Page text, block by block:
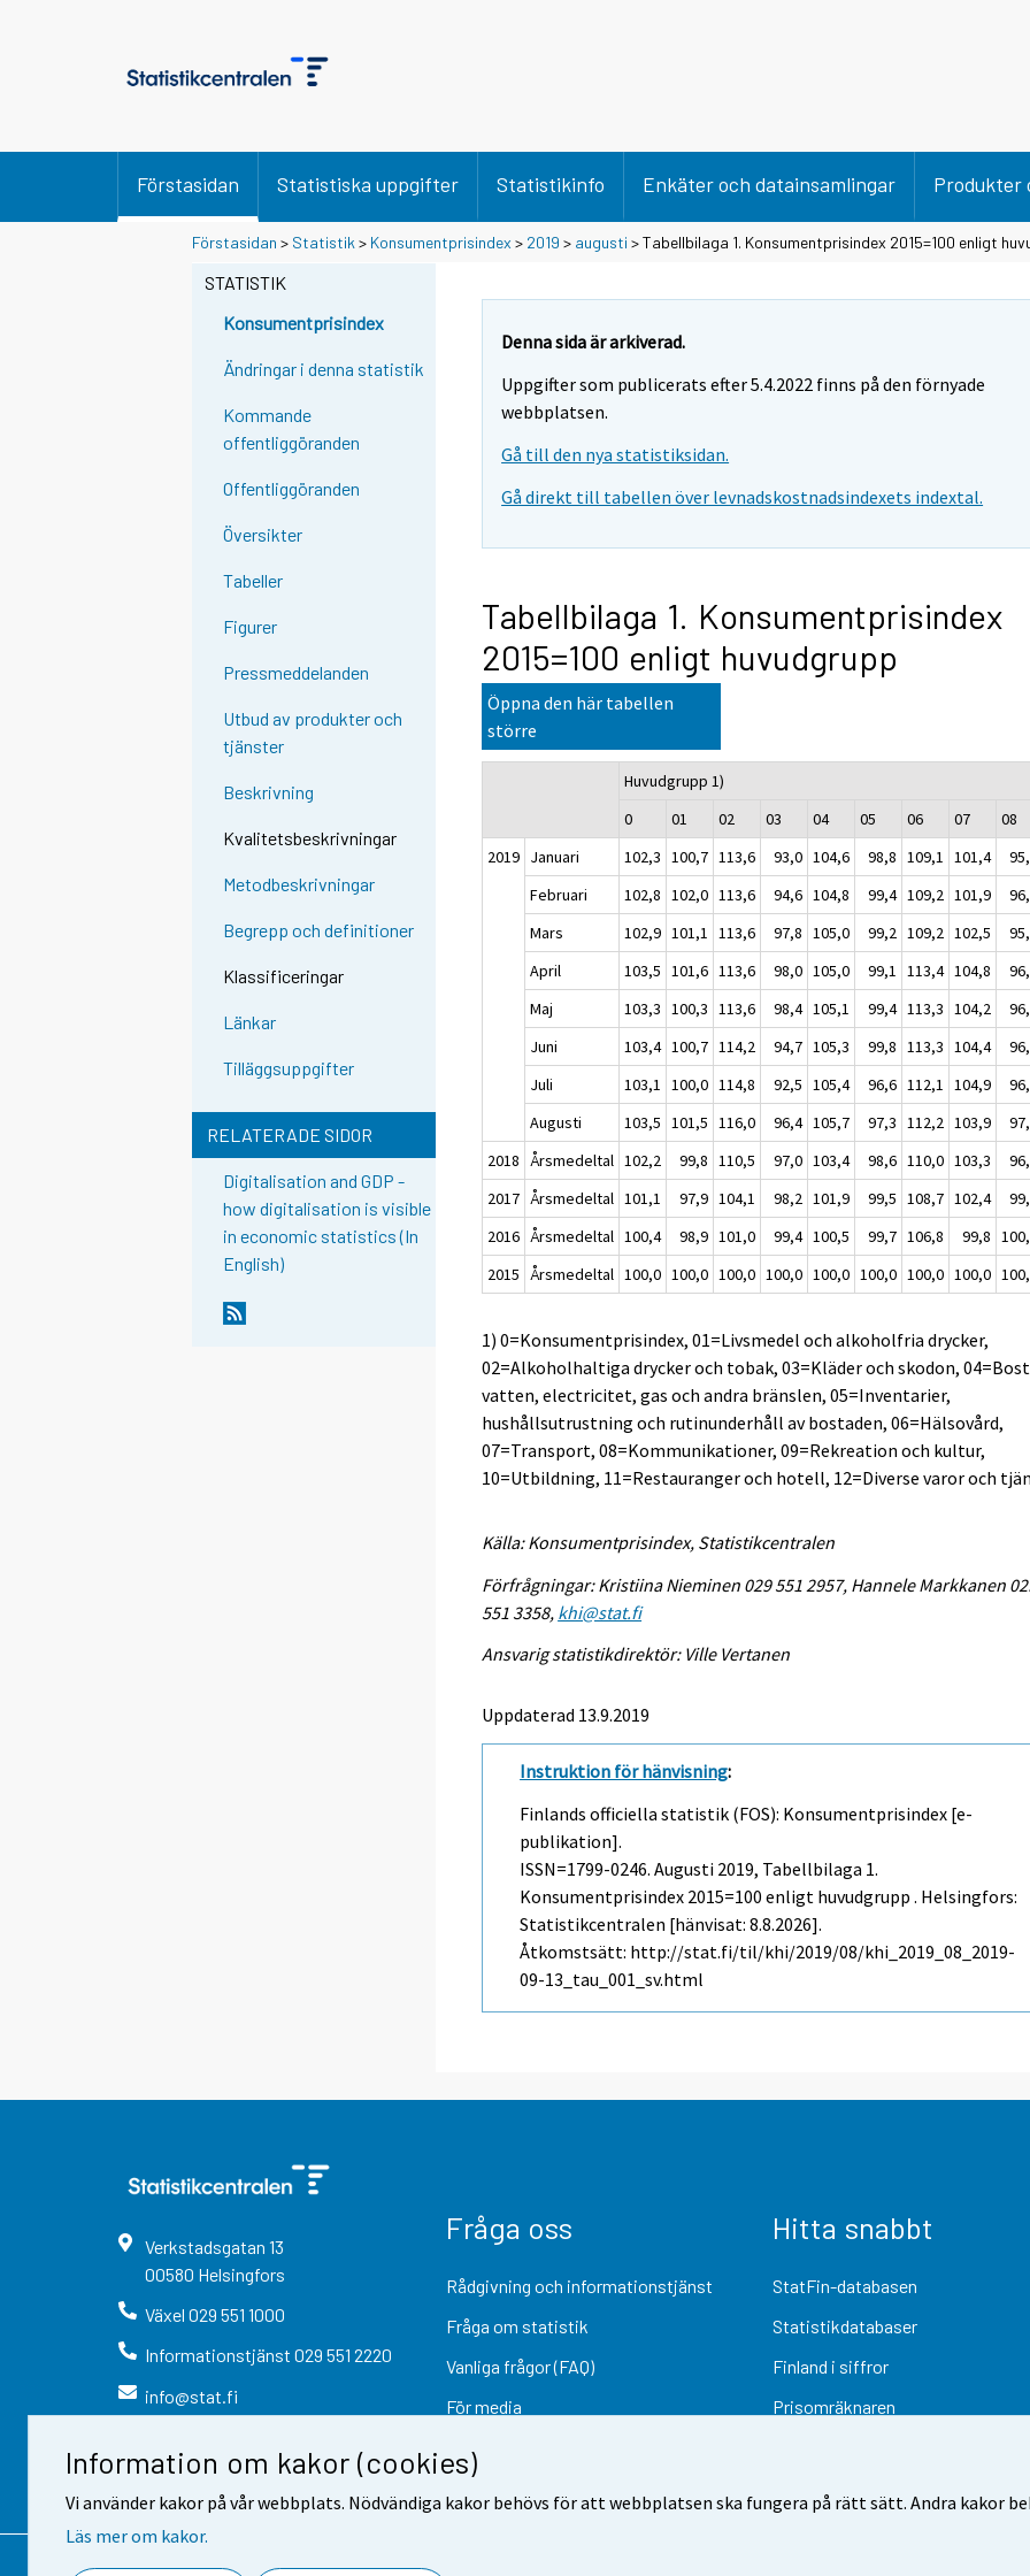
Information om kakor (cookies)
Vi använder kakor på vår webbplats. Nödvändiga kakor behövs för att webbplatsen ska fungera på rätt sätt. Andra kakor
Läs mer om kakor.
Förstasidan Statistiska uppgifter Statistikinfo Enkäter och datainsamlingar Produkter
Förstasidan > Statistik > Konsumentprisindex > 2019 > augusti > Tabellbilaga 1. Konsumentprisindex 2015=100 enligt
STATISTIK
Konsumentprisindex
Ändringar i denna statistik
Kommande
offentliggöranden
Offentliggöranden
Översikter
Tabeller
Figurer
Pressmeddelanden
Utbud av produkter och
tjänster
Beskrivning
Kvalitetsbeskrivningar
Metodbeskrivningar
Begrepp och definitioner
Klassificeringar
Länkar
Tilläggsuppgifter
RELATERADE SIDOR
Digitalisation and GDP -
how digitalisation is visible
in economic statistics (In
English)
Denna sida är arkiverad.
Uppgifter som publicerats efter 5.4.2022 finns på den förnyade
webbplatsen.
Gå till den nya statistiksidan.
Gå direkt till tabellen över levnadskostnadsindexets indextal.
Tabellbilaga 1. Konsumentprisindex
2015=100 enligt huvudgrupp
Öppna den här tabellen
större
Huvudgrupp 1)
0
01 02 03 04 05 06 07
08
2019 Januari 102,3 100,7 113,6 93,0 104,6 98,8 109,1 101,4
Februari
102,8 102,0 113,6 94,6 104,8 99,4 109,2 101,9
Mars
102,9 101,1 113,6 97,8 105,0 99,2 109,2 102,5
April
103,5 101,6 113,6 98,0 105,0 99,1 113,4 104,8
Maj
103,3 100,3 113,6 98,4 105,1 99,4 113,3 104,2
Juni
103,4 100,7 114,2 94,7 105,3 99,8 113,3 104,4
Juli
103,1 100,0 114,8 92,5 105,4 96,6 112,1 104,9
Augusti
103,5 101,5 116,0 96,4 105,7 97,3 112,2 103,9
2018 Årsmedeltal 102,2 99,8 110,5 97,0 103,4 98,6 110,0 103,3
2017 Årsmedeltal 101,1 97,9 104,1 98,2 101,9 99,5 108,7 102,4
2016 Årsmedeltal 100,4 98,9 101,0 99,4 100,5 99,7 106,8 99,8
2015 Årsmedeltal 100,0 100,0 100,0 100,0 100,0 100,0 100,0 100,0
1) 0=Konsumentprisindex, 01=Livsmedel och alkoholfria drycker,
02=Alkoholhaltiga drycker och tobak, 03=Kläder och skodon,
vatten, electricitet, gas och andra bränslen, 05=Inventarier,
hushållsutrustning och rutinunderhåll av bostaden, 06=Hälsovård,
07=Transport, 08=Kommunikationer, 09=Rekreation och kultur,
10=Utbildning, 11=Restauranger och hotell, 12=Diverse varor och
Källa: Konsumentprisindex, Statistikcentralen
Förfrågningar: Kristiina Nieminen 029 551 2957, Hannele Markkanen
551 3358, khi@stat.fi
Ansvarig statistikdirektör: Ville Vertanen
Uppdaterad 13.9.2019
Instruktion för hänvisning:
Finlands officiella statistik (FOS): Konsumentprisindex [e-
publikation].
ISSN=1799-0246.Augusti 2019, Tabellbilaga 1.
Konsumentprisindex 2015=100 enligt huvudgrupp . Helsingfors:
Statistikcentralen [hänvisat: 8.8.2026].
Åtkomstsätt: http://stat.fi/til/khi/2019/08/khi_2019_08_2019-
09-13_tau_001_sv.html
Verkstadsgatan 13
00580 Helsingfors
Växel 029 551 1000
Informationstjänst 029 551 2220
info@stat.fi
Fråga oss
Rådgivning och informationstjänst
Fråga om statistik
Vanliga frågor (FAQ)
För media
Hitta snabbt
StatFin-databasen
Statistikdatabaser
Finland i siffror
Prisomräknaren